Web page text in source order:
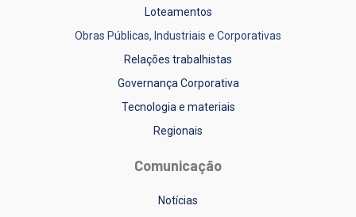
Loteamentos
Obras Públicas, Industriais e Corporativas
Relações trabalhistas
Governança Corporativa
Tecnologia e materiais
Regionais
Comunicação
Notícias